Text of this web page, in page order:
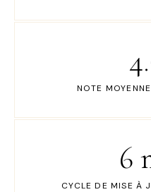
NOTE
6
CYCLE DE MISE À